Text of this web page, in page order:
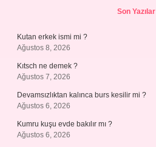
Son Yazılar
Kutan erkek ismi mi ?
Ağustos 8, 2026
Kıtsch ne demek ?
Ağustos 7, 2026
Devamsızlıktan kalınca burs kesilir mi ?
Ağustos 6, 2026
Kumru kuşu evde bakılır mı ?
Ağustos 6, 2026